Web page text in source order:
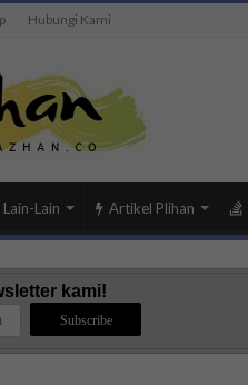
Hubungi Kami
Lain-Lain Artikel Plihan
kami!